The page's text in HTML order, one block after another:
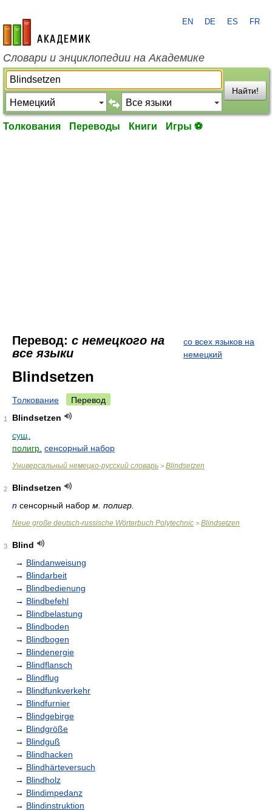
academic.ru
EN DE ES FR
Словари и энциклопедии на Академике
Найти!
Толкования Переводы Книги Игры ⚽
Перевод: с немецкого на
все языки
со всех языков на
немецкий
Blindsetzen
Толкование Перевод
1
Blindsetzen
сущ.
полигр. сенсорный набор
Универсальный немецко-русский словарь > Blindsetzen
2
Blindsetzen
n сенсорный набор м. полигр.
Neue große deutsch-russische Wörterbuch Polytechnic > Blindsetzen
3
Blind
→ Blindanweisung
→ Blindarbeit
→ Blindbedienung
→ Blindbefehl
→ Blindbelastung
→ Blindboden
→ Blindbogen
→ Blindenergie
→ Blindflansch
→ Blindflug
→ Blindfunkverkehr
→ Blindfurnier
→ Blindgebirge
→ Blindgröße
→ Blindguß
→ Blindhacken
→ Blindhärteversuch
→ Blindholz
→ Blindimpedanz
→ Blindinstruktion